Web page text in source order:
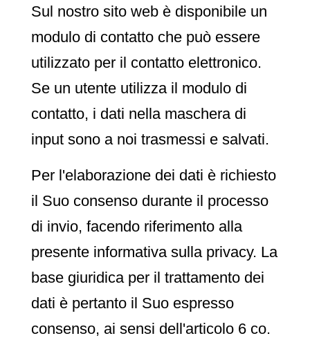
Sul nostro sito web è disponibile un
modulo di contatto che può essere
utilizzato per il contatto elettronico.
Se un utente utilizza il modulo di
contatto, i dati nella maschera di
input sono a noi trasmessi e salvati.
Per l'elaborazione dei dati è richiesto
il Suo consenso durante il processo
di invio, facendo riferimento alla
presente informativa sulla privacy. La
base giuridica per il trattamento dei
dati è pertanto il Suo espresso
consenso, ai sensi dell'articolo 6 co.